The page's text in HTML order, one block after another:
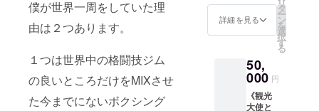
僕が世界一周をしていた理
由は２つあります。
１つは世界中の格闘技ジム
の良いところだけをMIXさせ
た今までにないボクシング
ダーや
ポーチ
使いや
すい物
をご用
意しま
アルパ
カ生地
100%で
作られ
ラーや
手袋な
どの防
寒グッ
ズをお
詳細を見る
タ
ー
ン
を
選
択
す
る
50,
000 円
《観光
大使と